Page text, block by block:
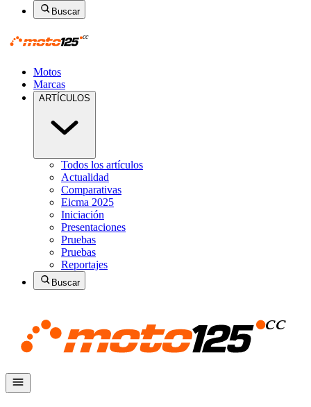
Buscar
Motos
Marcas
ARTÍCULOS
Todos los artículos
Actualidad
Comparativas
Eicma 2025
Iniciación
Presentaciones
Pruebas
Pruebas
Reportajes
Buscar